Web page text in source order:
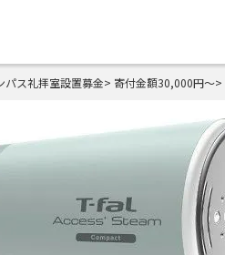
パス礼拝室設置募金 寄付金額30,000円～